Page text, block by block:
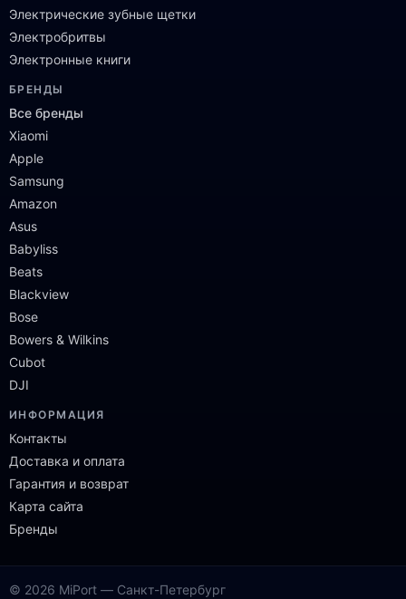
Электрические зубные щетки
Электробритвы
Электронные книги
БРЕНДЫ
Все бренды
Xiaomi
Apple
Samsung
Amazon
Asus
Babyliss
Beats
Blackview
Bose
Bowers & Wilkins
Cubot
DJI
ИНФОРМАЦИЯ
Контакты
Доставка и оплата
Гарантия и возврат
Карта сайта
Бренды
© 2026 MiPort — Санкт-Петербург